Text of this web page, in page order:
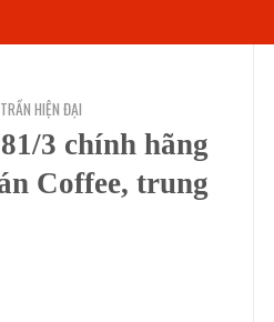
HIỆN ĐẠI
3 chính hãng
Coffee, trung